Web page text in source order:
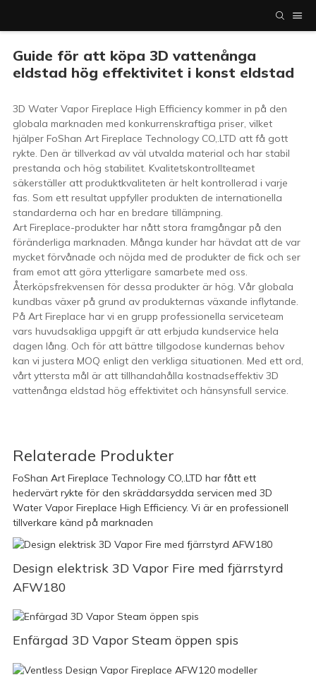
Guide för att köpa 3D vattenånga
eldstad hög effektivitet i konst eldstad
3D Water Vapor Fireplace High Efficiency kommer in på den
globala marknaden med konkurrenskraftiga priser, vilket
hjälper FoShan Art Fireplace Technology CO,.LTD att få gott
rykte. Den är tillverkad av väl utvalda material och har stabil
prestanda och hög stabilitet. Kvalitetskontrollteamet
säkerställer att produktkvaliteten är helt kontrollerad i varje
fas. Som ett resultat uppfyller produkten de internationella
standarderna och har en bredare tillämpning.
Art Fireplace-produkter har nått stora framgångar på den
föränderliga marknaden. Många kunder har hävdat att de var
mycket förvånade och nöjda med de produkter de fick och ser
fram emot att göra ytterligare samarbete med oss.
Återköpsfrekvensen för dessa produkter är hög. Vår globala
kundbas växer på grund av produkternas växande inflytande.
På Art Fireplace har vi en grupp professionella serviceteam
vars huvudsakliga uppgift är att erbjuda kundservice hela
dagen lång. Och för att bättre tillgodose kundernas behov
kan vi justera MOQ enligt den verkliga situationen. Med ett ord,
vårt yttersta mål är att tillhandahålla kostnadseffektiv 3D
vattenånga eldstad hög effektivitet och hänsynsfull service.
Relaterade Produkter
FoShan Art Fireplace Technology CO,.LTD har fått ett
hedervärt rykte för den skräddarsydda servicen med 3D
Water Vapor Fireplace High Efficiency. Vi är en professionell
tillverkare känd på marknaden
Design elektrisk 3D Vapor Fire med fjärrstyrd
AFW180
Enfärgad 3D Vapor Steam öppen spis